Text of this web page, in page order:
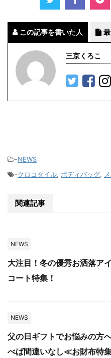
この記事を書いた人
三京くろこ
-NEWS
-クロコダイル, ボディバッグ,
関連記事
NEWS
大注目！冬の優秀お洒落ア
コート特集！
NEWS
父の日ギフトでお悩みの方
べば間違いなし≪お財布特